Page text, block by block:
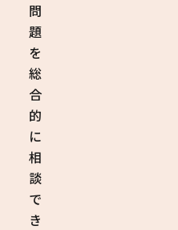
問
題
を
総
合
的
に
相
談
で
き